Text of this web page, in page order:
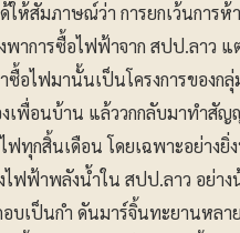
ให้สัมภาษณ์ว่า การยกเว้นกา
พาการซื้อไฟฟ้าจาก สปป.ลาว
ซื้อไฟมานั้นเป็นโครงการของ
เพื่อนบ้าน แล้ววกกลับมาทำสัญ
ฟทุกสิ้นเดือน โดยเฉพาะอย่าง
ไฟฟ้าพลังน้ำใน สปป.ลาว อย่า
อบเป็นกำ ดันมาร์จิ้นทะยานหล